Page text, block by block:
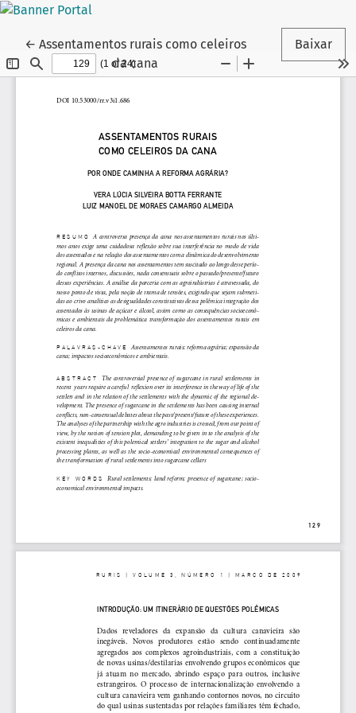
← Voltar aos Detalhes do Artigo
Assentamentos rurais como celeiros
da cana
Baixar